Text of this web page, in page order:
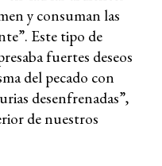
y consuman las
Este tipo de
fuertes deseos
del pecado con
desenfrenadas”,
de nuestros